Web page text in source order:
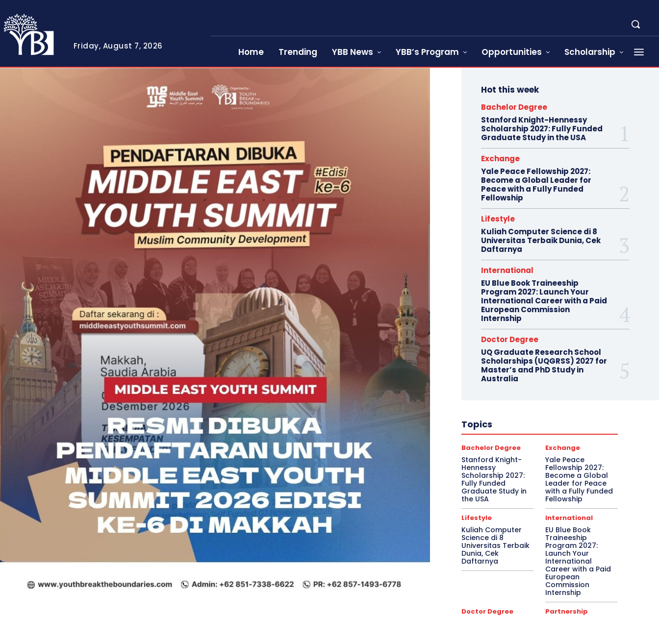
Friday, August 7, 2026
Home Trending YBB News YBB’s Program Opportunities Scholarship
Hot this week
Bachelor Degree
Stanford Knight-Hennessy
Scholarship 2027: Fully Funded
Graduate Study in the USA
Exchange
Yale Peace Fellowship 2027:
Become a Global Leader for
Peace with a Fully Funded
Fellowship
Lifestyle
Kuliah Computer Science di 8
Universitas Terbaik Dunia, Cek
Daftarnya
International
EU Blue Book Traineeship
Program 2027: Launch Your
International Career with a Paid
European Commission
Internship
Doctor Degree
UQ Graduate Research School
Scholarships (UQGRSS) 2027 for
Master’s and PhD Study in
Australia
Topics
Bachelor Degree
Stanford Knight-
Hennessy
Scholarship 2027:
Fully Funded
Graduate Study in
the USA
Exchange
Yale Peace
Fellowship 2027:
Become a Global
Leader for Peace
with a Fully Funded
Fellowship
Lifestyle
Kuliah Computer
Science di 8
Universitas Terbaik
Dunia, Cek
Daftarnya
International
EU Blue Book
Traineeship
Program 2027:
Launch Your
International
Career with a Paid
European
Commission
Internship
Doctor Degree Partnership